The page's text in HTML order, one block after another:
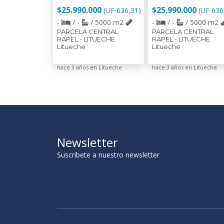
$25.990.000 (UF 636,31)
-
/ - / 5000 m2
PARCELA CENTRAL
RAPEL - LITUECHE
Litueche
hace 3 años en Litueche
$25.990.000 (UF
-
/ - / 5000 m2
PARCELA CENTRAL
RAPEL - LITUECHE
Litueche
hace 3 años en Litueche
Newsletter
Suscribete a nuestro newsletter